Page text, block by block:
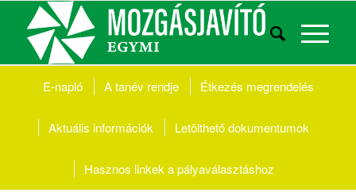
E-napló A tanév rendje Étkezés megrendelés
Aktuális információk Letölthetődokumentumok
Hasznos linkek a pályaválasztáshoz